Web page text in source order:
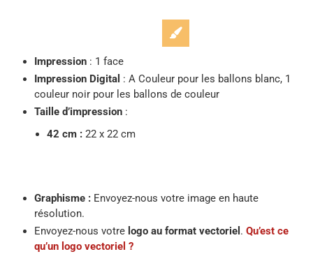
Impression : 1 face
Impression Digital : A Couleur pour les ballons blanc, 1
couleur noir pour les ballons de couleur
Taille d’impression :
42 cm : 22 x 22 cm
Graphisme : Envoyez-nous votre image en haute
résolution.
Envoyez-nous votre logo au format vectoriel . Qu’est ce
qu’un logo vectoriel ?